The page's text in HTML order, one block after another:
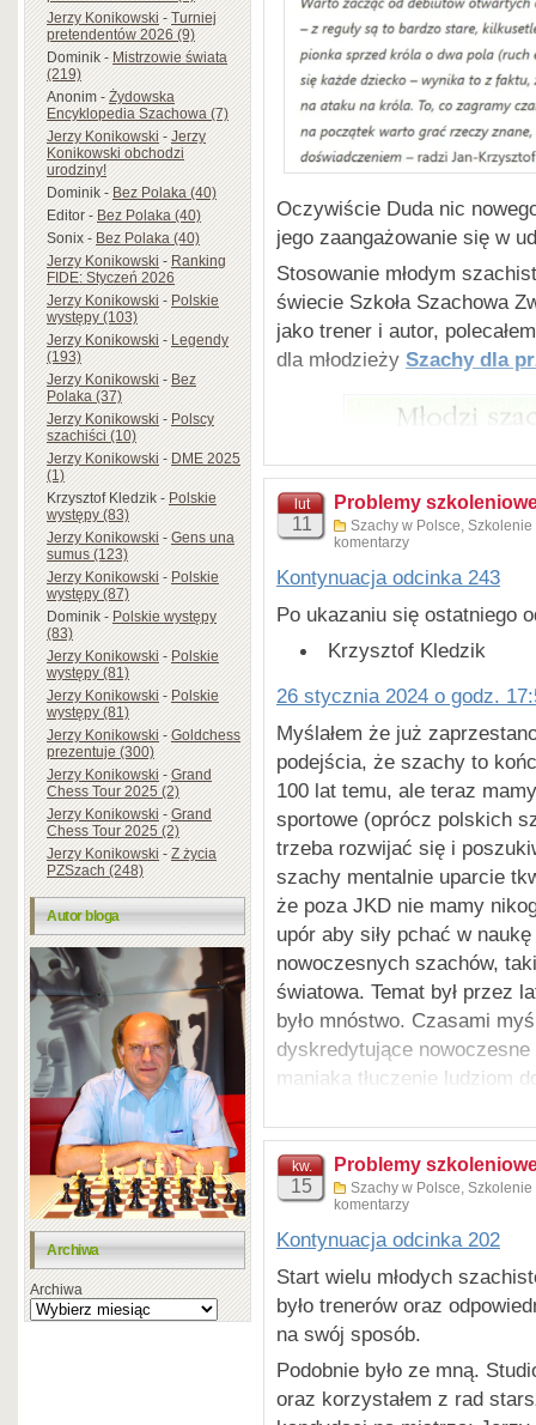
Jerzy Konikowski-Turniej
pretendentów 2026 (9)
Dominik-Mistrzowie świata
(219)
Anonim-Żydowska
Encyklopedia Szachowa (7)
Jerzy Konikowski-Jerzy
Konikowski obchodzi
urodziny!
Dominik-Bez Polaka (40)
Editor-Bez Polaka (40)
Sonix-Bez Polaka (40)
Jerzy Konikowski-Ranking
FIDE: Styczeń 2026
Jerzy Konikowski-Polskie
występy (103)
Jerzy Konikowski-Legendy
(193)
Jerzy Konikowski-Bez
Polaka (37)
Jerzy Konikowski-Polscy
szachiści (10)
Jerzy Konikowski-DME 2025
(1)
Krzysztof Kledzik-Polskie
występy (83)
Jerzy Konikowski-Gens una
sumus (123)
Jerzy Konikowski-Polskie
występy (87)
Dominik-Polskie występy
(83)
Jerzy Konikowski-Polskie
występy (81)
Jerzy Konikowski-Polskie
występy (81)
Jerzy Konikowski-Goldchess
prezentuje (300)
Jerzy Konikowski-Grand
Chess Tour 2025 (2)
Jerzy Konikowski-Grand
Chess Tour 2025 (2)
Jerzy Konikowski-Z życia
PZSzach (248)
Autor bloga
Archiwa
Archiwa
Daniela Sadzikowskiego;
Szkół), kierował
PZSzach.
Leszek Zega– Nauczyciel;
Szachowego, Prezes
setek turniejów dla dzieci,
Oczywiście Duda nic
jego zaangażowanie się w
Stosowanie młodym
świecie Szkoła Szachowa
jako trener i autor,
dla młodzieży Szachy dla
Natomiast problematyce
lut
11
Problemy
Szachy w Polsce, Szkolenie
komentarzy
Kontynuacja odcinka 243
Po ukazaniu się ostatniego
Krzysztof Kledzik
26 stycznia 2024 o godz.
Myślałem że już
podejścia, że szachy to
100 lat temu, ale teraz
sportowe (oprócz polskich
trzeba rozwijać się i
szachy mentalnie uparcie
że poza JKD nie mamy
upór aby siły pchać w
nowoczesnych szachów,
światowa. Temat był przez
było mnóstwo. Czasami
dyskredytujące
maniaka tłuczenie ludziom
zawodnicy nie liczyli się w
za bardzo nie wyróżniały
otrzymałem sporo uwag od
że niestety taka jest ogólna
szkoleniu młodzieży.
problemami gry środkowej
marginalnie traktowane i
pozostawiona do
Młodzież potrzebuje
kw.
15
Problemy
Szachy w Polsce, Szkolenie
komentarzy
Kontynuacja odcinka 202
Start wielu młodych
było trenerów oraz
na swój sposób.
Podobnie było ze mną.
oraz korzystałem z rad